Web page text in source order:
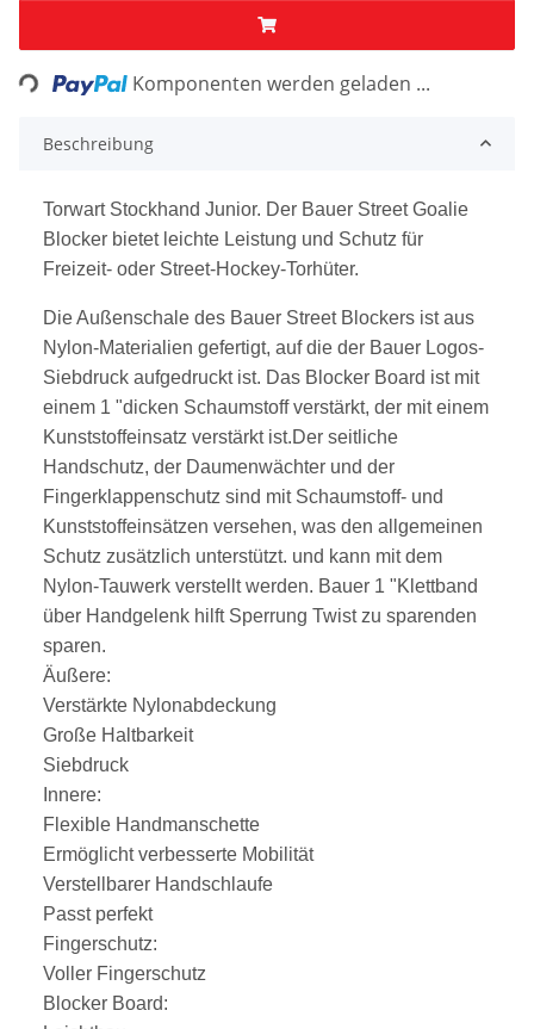
Loading... Komponenten werden geladen ...
Beschreibung
Torwart Stockhand Junior. Der Bauer Street Goalie
Blocker bietet leichte Leistung und Schutz für
Freizeit- oder Street-Hockey-Torhüter.
Die Außenschale des Bauer Street Blockers ist aus
Nylon-Materialien gefertigt, auf die der Bauer Logos-
Siebdruck aufgedruckt ist. Das Blocker Board ist mit
einem 1 "dicken Schaumstoff verstärkt, der mit einem
Kunststoffeinsatz verstärkt ist.Der seitliche
Handschutz, der Daumenwächter und der
Fingerklappenschutz sind mit Schaumstoff- und
Kunststoffeinsätzen versehen, was den allgemeinen
Schutz zusätzlich unterstützt. und kann mit dem
Nylon-Tauwerk verstellt werden. Bauer 1 "Klettband
über Handgelenk hilft Sperrung Twist zu sparenden
sparen.
Äußere:
Verstärkte Nylonabdeckung
Große Haltbarkeit
Siebdruck
Innere:
Flexible Handmanschette
Ermöglicht verbesserte Mobilität
Verstellbarer Handschlaufe
Passt perfekt
Fingerschutz:
Voller Fingerschutz
Blocker Board: